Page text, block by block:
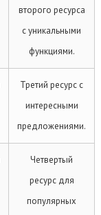
второго ресурса
с уникальными
функциями.
Третий ресурс с
интересными
предложениями.
Четвертый
ресурс для
популярных